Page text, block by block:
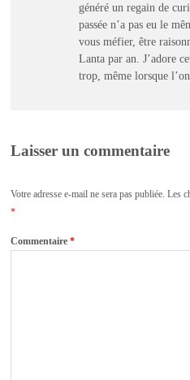
généré un regain de
passée n’a pas eu le
vous méfier, être
Lanta par an. J’adore
trop, même lorsque
Laisser un commentaire
Votre adresse e-mail ne sera pas publiée. Les
*
Commentaire*